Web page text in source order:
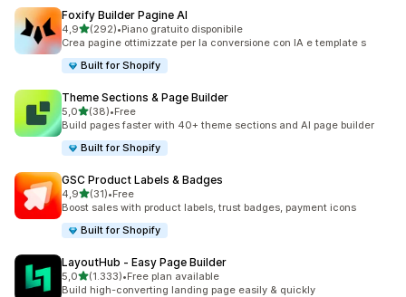
Foxify Builder Pagine AI
4,9stelle su 5
(292)
292 recensioni totali
•Piano gratuito disponibile
Crea pagine ottimizzate per la conversione con IA e template s
Built for Shopify
Theme Sections & Page Builder
5,0stelle su 5
(38)
38 recensioni totali
•Free
Build pages faster with 40+ theme sections and AI page builder
Built for Shopify
GSC Product Labels & Badges
4,9stelle su 5
(31)
31 recensioni totali
•Free
Boost sales with product labels, trust badges, payment icons
Built for Shopify
LayoutHub ‑ Easy Page Builder
5,0stelle su 5
(1.333)
1333 recensioni totali
•Free plan available
Build high-converting landing page easily & quickly